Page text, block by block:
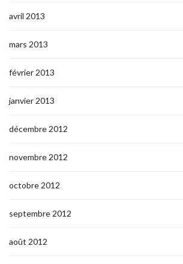
avril 2013
mars 2013
février 2013
janvier 2013
décembre 2012
novembre 2012
octobre 2012
septembre 2012
août 2012